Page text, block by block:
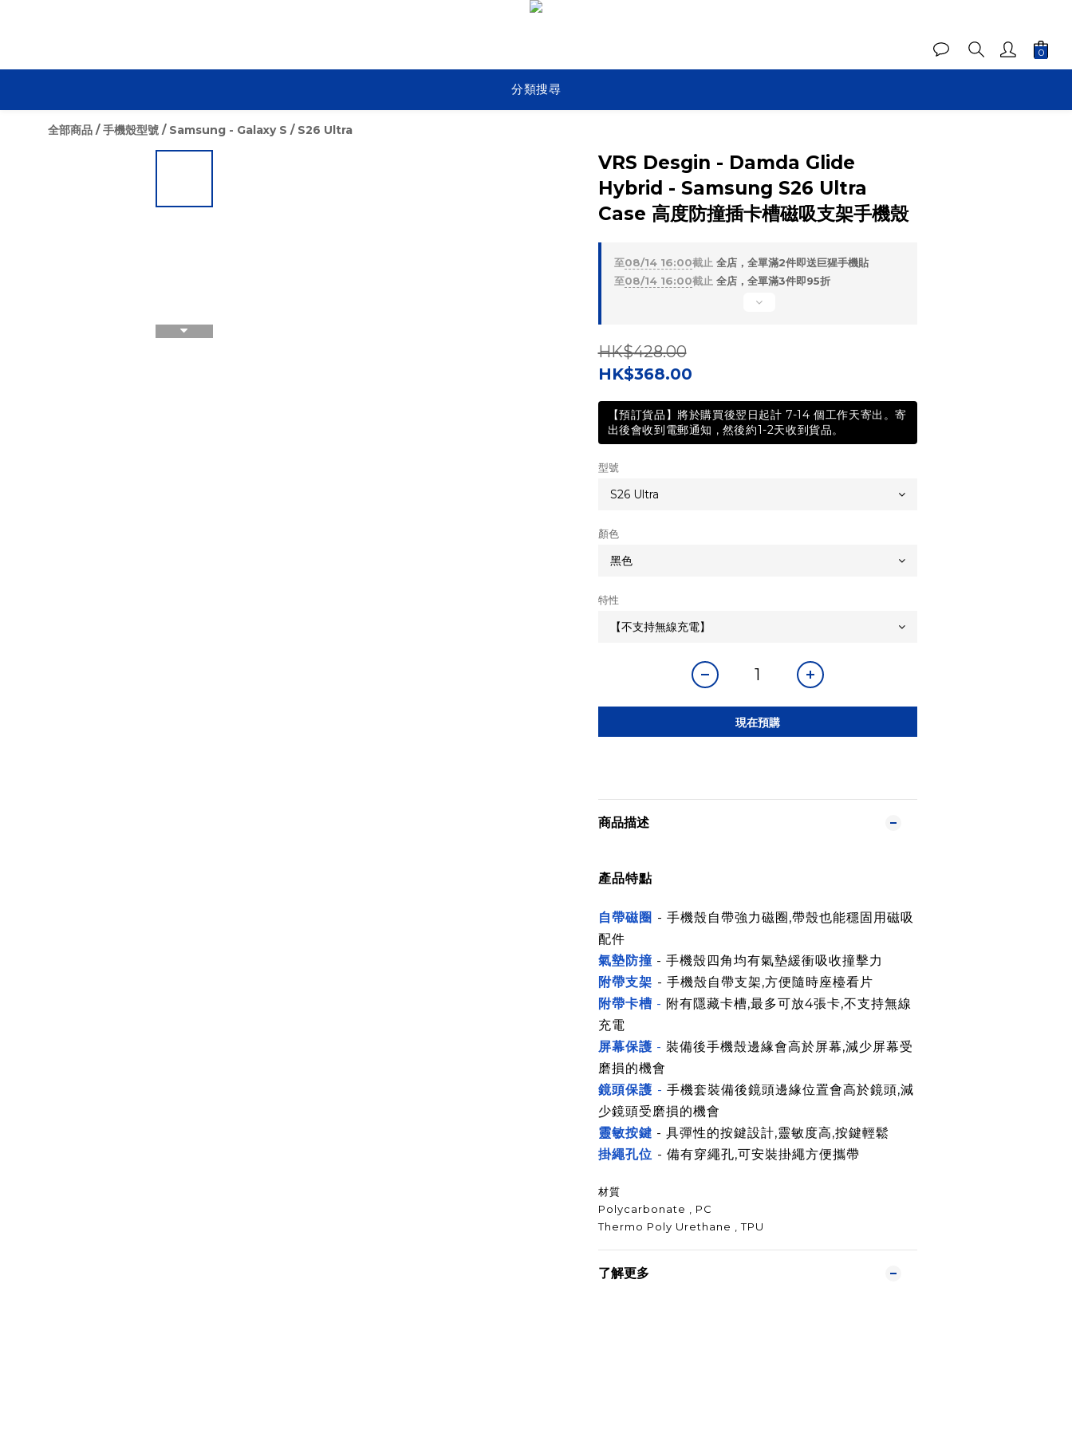
分類搜尋
全部商品 /手機殼型號 / Samsung - Galaxy S / S26 Ultra
VRS Desgin - Damda Glide
Hybrid - Samsung S26 Ultra
Case 高度防撞插卡槽磁吸支架手機殼
至08/14 16:00截止 全店，全單滿2件即送巨猩手機貼
至08/14 16:00截止 全店，全單滿3件即95折
HK$428.00
HK$368.00
【預訂貨品】將於購買後翌日起計 7-14 個工作天寄出。寄
出後會收到電郵通知 , 然後約1-2天收到貨品。
型號
顏色
特性
現在預購
商品描述
產品特點
自帶磁圈 - 手機殼自帶強力磁圈,帶殼也能穩固用磁吸
配件
氣墊防撞 - 手機殼四角均有氣墊緩衝吸收撞擊力
附帶支架 - 手機殼自帶支架,方便隨時座檯看片
附帶卡槽 - 附有隱藏卡槽,最多可放4張卡,不支持無線
充電
屏幕保護 - 裝備後手機殼邊緣會高於屏幕,減少屏幕受
磨損的機會
鏡頭保護 - 手機套裝備後鏡頭邊緣位置會高於鏡頭,減
少鏡頭受磨損的機會
靈敏按鍵 - 具彈性的按鍵設計,靈敏度高,按鍵輕鬆
掛繩孔位 - 備有穿繩孔,可安裝掛繩方便攜帶
材質
Polycarbonate , PC
Thermo Poly Urethane , TPU
了解更多